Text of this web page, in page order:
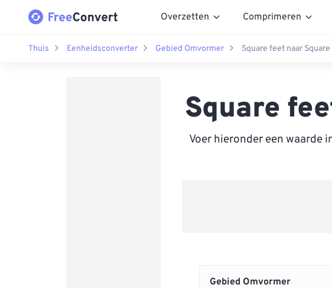
Overzetten Comprimeren
Thuis Eenheidsconverter Gebied Omvormer Square feet naar
Square
Voer hieronder een waarde